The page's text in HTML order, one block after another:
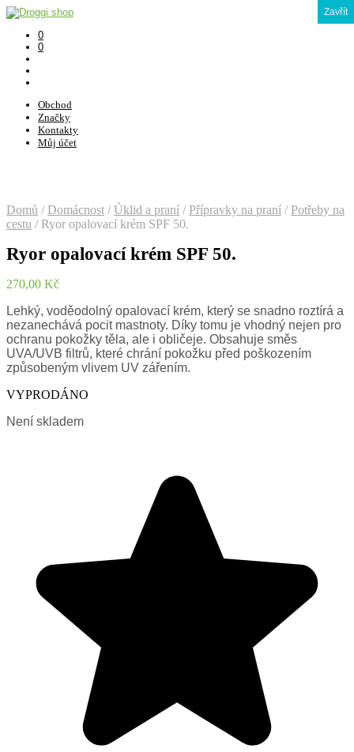
0
0
Obchod
Značky
Kontakty
Můj účet
Domů / Domácnost / Úklid a praní / Přípravky na praní / Potřeby na
cestu /Ryor opalovací krém SPF 50.
Ryor opalovací krém SPF 50.
270,00 Kč
Lehký, voděodolný opalovací krém, který se snadno roztírá a
nezanechává pocit mastnoty. Díky tomu je vhodný nejen pro
ochranu pokožky těla, ale i obličeje. Obsahuje směs
UVA/UVB filtrů, které chrání pokožku před poškozením
způsobeným vlivem UV zářením.
VYPRODÁNO
Není skladem
Zavřít